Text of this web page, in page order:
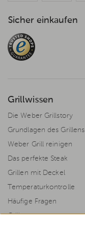
Sicher einkaufen
Grillwissen
Die Weber Grillstory
Grundlagen des Grillens
Weber Grill reinigen
Das perfekte Steak
Grillen mit Deckel
Temperaturkontrolle
Häufige Fragen
Grillrezepte